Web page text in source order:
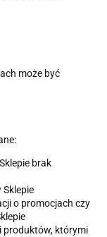
może być
brak
o promocjach czy
produktów, którymi